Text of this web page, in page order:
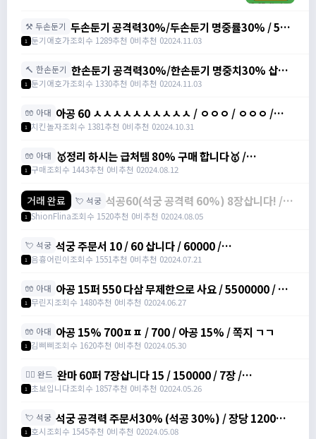
⚒️ 두손둔기 두손둔기 공격력30%/두손둔기 명중률30% / 500
만/200만 /
1 둔기애호가조회수 1289추천 0비추천 02024.11.03
🔨 한손둔기 한손둔기 공격력30%/한손둔기 명중치30% 삽니
다 / 300만/200만 /
1 둔기애호가조회수 1330추천 0비추천 02024.11.03
🧤 아대 아공 60 ㅅㅅㅅㅅㅅㅅㅅㅅㅅㅅ / ㅇㅇㅇ / ㅇㅇㅇ /
https://open.kakao.com/o/g9JtGnXg
1 치킨놀자조회수 1381추천 0비추천 02024.10.31
🧤 아대 🥇정리 하시는 급처템 80% 구매 합니다🥇 /
https://open.kakao.com/o/sq2dtyIg
1 구매조회수 1443추천 0비추천 02024.08.12
거래 완료 💘 석궁 석공60(석궁 공격력 60%) 8장삽니다! /
장당 9만 / ShionFlina#zKvpL
1 ShionFlina조회수 1520추천 0비추천 02024.08.05
💘 석궁 석궁 주문서 10 / 60 삽니다 / 60000 /
https://open.kakao.com/o/sviFj5Dg
1 음흉어린이조회수 1551추천 0비추천 02024.07.21
🧤 아대 아공 15퍼 550 다삼 무제한으로 사요 / 5500000 / 아
대공격력15%주문서 / 카톡 / minnn113
1 무린지조회수 1480추천 0비추천 02024.06.27
🧤 아대 아공 15% 700ㅍㅍ / 700 / 아공 15% / 쪽지 ㄱㄱ
1 김삐삐조회수 1620추천 0비추천 02024.05.30
🧙‍♀️ 완드 완마 60퍼 7장삽니다 15 / 150000 / 7장 /
https://open.kakao.com/o/sodhnUYf
1 초보입니다조회수 1857추천 0비추천 02024.05.26
💘 석궁 석궁 공격력 주문서30% (석공 30%) / 장당 1200만
삽니다 / https://open.kakao.com/o/sWCAlvRf
1 호시조회수 1545추천 0비추천 02024.05.08